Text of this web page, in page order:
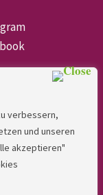
verbessern,
und unseren
akzeptieren"